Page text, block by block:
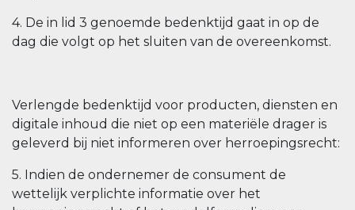
4. De in lid 3 genoemde bedenktijd gaat in op de
dag die volgt op het sluiten van de overeenkomst.
Verlengde bedenktijd voor producten, diensten en
digitale inhoud die niet op een materiële drager is
geleverd bij niet informeren over herroepingsrecht:
5. Indien de ondernemer de consument de
wettelijk verplichte informatie over het